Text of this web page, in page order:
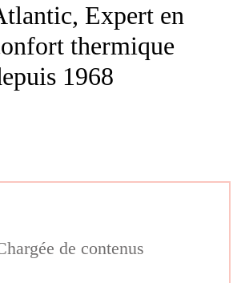
Expert en
thermique
1968
de contenus